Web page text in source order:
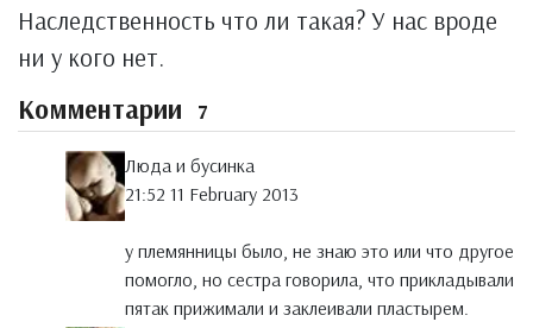
Наследственность что ли такая? У нас вроде
ни у кого нет.
Комментарии 7
Люда и бусинка
21:52 11 February 2013
у племянницы было, не знаю это или что другое
помогло, но сестра говорила, что прикладывали
пятак прижимали и заклеивали пластырем.